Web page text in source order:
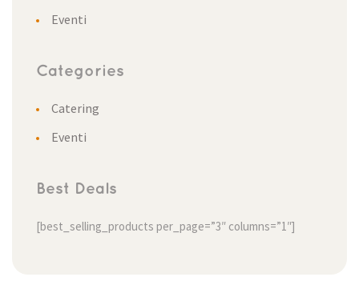
Eventi
Categories
Catering
Eventi
Best Deals
[best_selling_products per_page=”3″ columns=”1″]